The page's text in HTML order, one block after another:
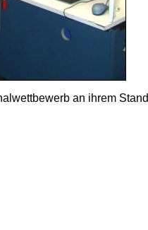
an ihrem Stand